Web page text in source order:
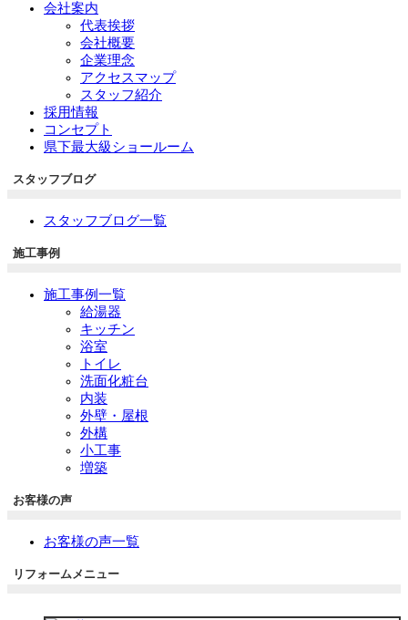
会社案内
代表挨拶
会社概要
企業理念
アクセスマップ
スタッフ紹介
採用情報
コンセプト
県下最大級ショールーム
スタッフブログ
スタッフブログ一覧
施工事例
施工事例一覧
給湯器
キッチン
浴室
トイレ
洗面化粧台
内装
外壁・屋根
外構
小工事
増築
お客様の声
お客様の声一覧
リフォームメニュー